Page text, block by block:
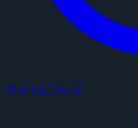
サイトについて